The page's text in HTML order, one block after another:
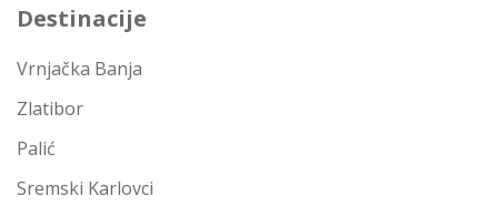
Destinacije
Vrnjačka Banja
Zlatibor
Palić
Sremski Karlovci